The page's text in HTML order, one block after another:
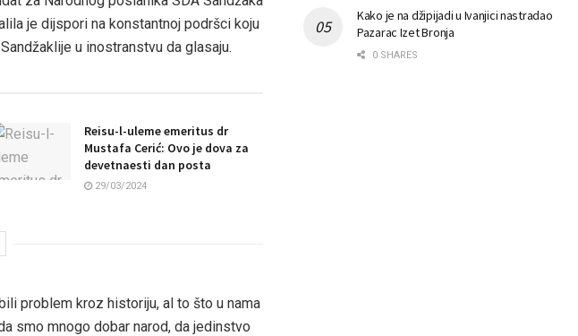
je dijspori na konstantnoj podršci koju
u inostranstvu da glasaju.
Reisu-l-uleme emeritus dr
Mustafa Cerić: Ovo je dova za
devetnaesti dan posta
29/03/2024
problem kroz historiju, al to što u nama
smo mnogo dobar narod, da jedinstvo
Kako je na džipijadi u Ivanjici nastradao
Pazarac Izet Bronja
0 SHARES